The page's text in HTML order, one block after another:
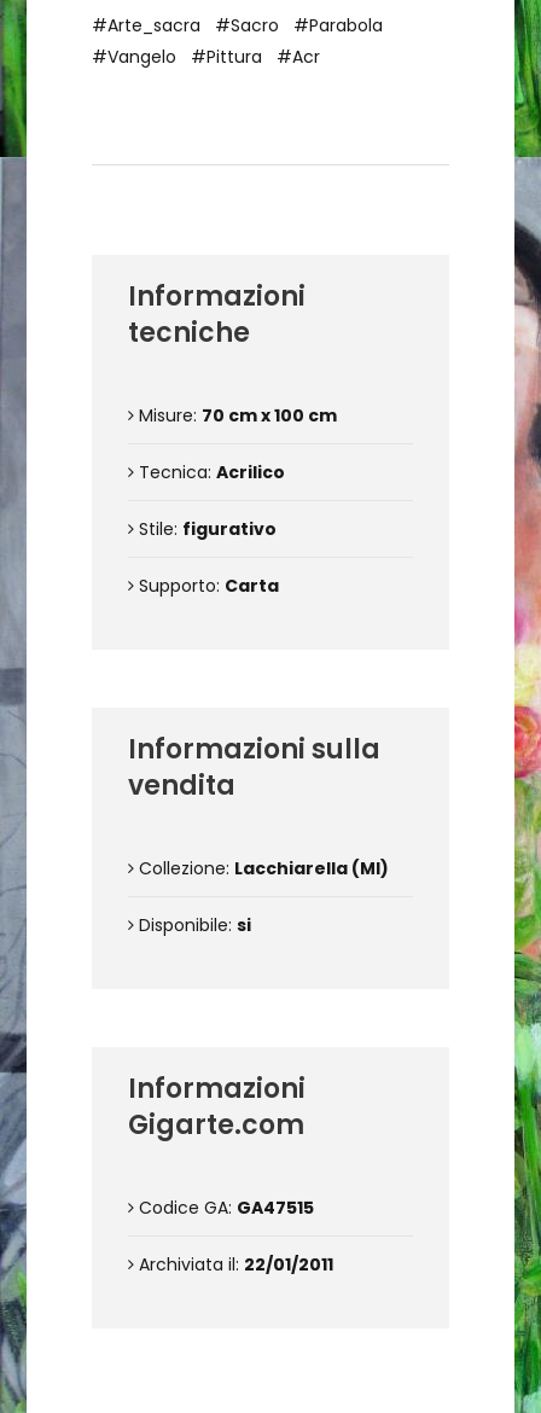
#Arte_sacra #Sacro
#Parabola
#Vangelo
#Pittura #Acr
Informazioni
tecniche
Misure: 70 cm x 100 cm
Tecnica: Acrilico
Stile: figurativo
Supporto: Carta
Informazioni sulla
vendita
Collezione: Lacchiarella (MI)
Disponibile: si
Informazioni
Gigarte.com
Codice GA: GA47515
Archiviata il: 22/01/2011